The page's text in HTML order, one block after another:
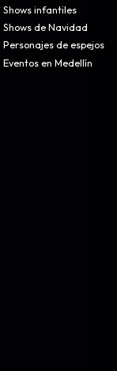
Shows infantiles
Shows de Navidad
Personajes de espejos
Eventos en Medellín